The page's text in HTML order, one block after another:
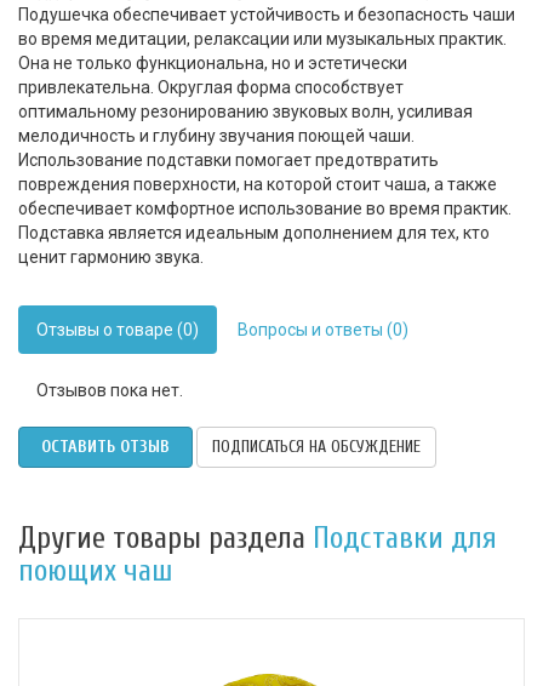
Подушечка обеспечивает устойчивость и безопасность чаши
во время медитации, релаксации или музыкальных практик.
Она не только функциональна, но и эстетически
привлекательна. Округлая форма способствует
оптимальному резонированию звуковых волн, усиливая
мелодичность и глубину звучания поющей чаши.
Использование подставки помогает предотвратить
повреждения поверхности, на которой стоит чаша, а также
обеспечивает комфортное использование во время практик.
Подставка является идеальным дополнением для тех, кто
ценит гармонию звука.
Отзывы о товаре (0) Вопросы и ответы (0)
Отзывов пока нет.
ОСТАВИТЬ ОТЗЫВ ПОДПИСАТЬСЯ НА ОБСУЖДЕНИЕ
Другие товары раздела Подставки для
поющих чаш